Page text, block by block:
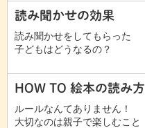
読み聞かせの効果
読み聞かせをしてもらった
子どもはどうなるの？
HOW TO 絵本の読み方
ルールなんてありません！
大切なのは親子で楽しむこと